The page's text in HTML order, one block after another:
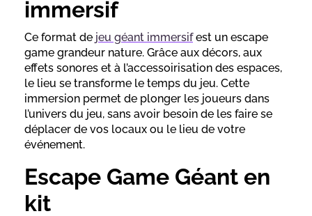
immersif
Ce format de jeu géant immersif est un escape
game grandeur nature. Grâce aux décors, aux
effets sonores et à l’accessoirisation des espaces,
le lieu se transforme le temps du jeu. Cette
immersion permet de plonger les joueurs dans
l’univers du jeu, sans avoir besoin de les faire se
déplacer de vos locaux ou le lieu de votre
événement.
Escape Game Géant en
kit